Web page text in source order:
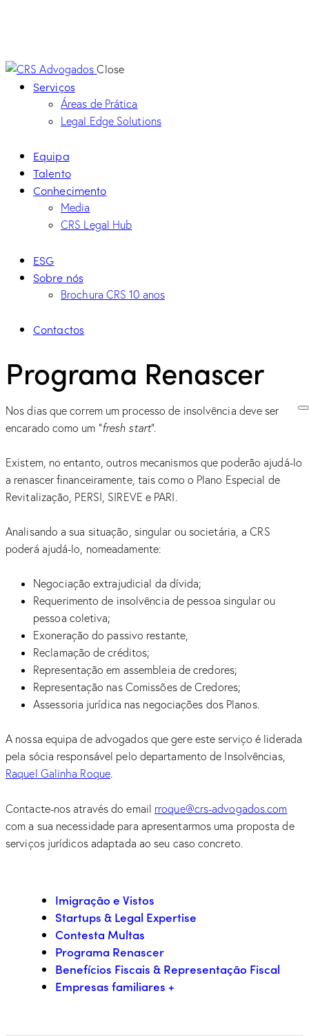
Close
Serviços
Áreas de Prática
Legal Edge Solutions
Equipa
Talento
Conhecimento
Media
CRS Legal Hub
ESG
Sobre nós
Brochura CRS 10 anos
Contactos
Programa Renascer
Nos dias que correm um processo de insolvência deve ser
encarado como um “fresh start”.
Existem, no entanto, outros mecanismos que poderão ajudá-lo
a renascer financeiramente, tais como o Plano Especial de
Revitalização, PERSI, SIREVE e PARI.
Analisando a sua situação, singular ou societária, a CRS
poderá ajudá-lo, nomeadamente:
Negociação extrajudicial da dívida;
Requerimento de insolvência de pessoa singular ou
pessoa coletiva;
Exoneração do passivo restante,
Reclamação de créditos;
Representação em assembleia de credores;
Representação nas Comissões de Credores;
Assessoria jurídica nas negociações dos Planos.
A nossa equipa de advogados que gere este serviço é liderada
pela sócia responsável pelo departamento de Insolvências,
Raquel Galinha Roque.
Contacte-nos através do email rroque@crs-advogados.com
com a sua necessidade para apresentarmos uma proposta de
serviços jurídicos adaptada ao seu caso concreto.
Imigração e Vistos
Startups & Legal Expertise
Contesta Multas
Programa Renascer
Benefícios Fiscais & Representação Fiscal
Empresas familiares +